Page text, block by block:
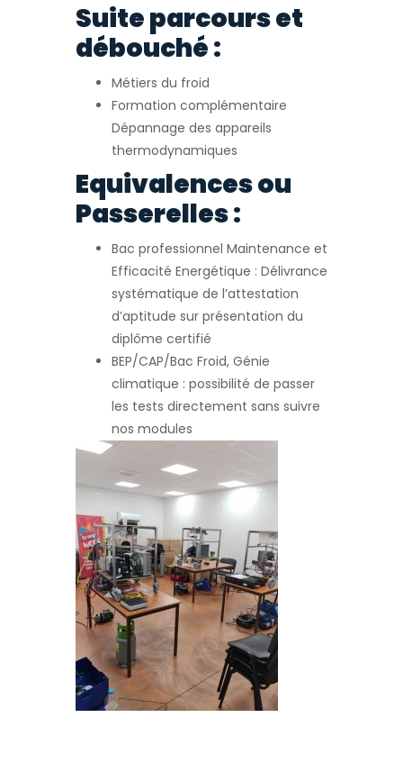
Suite parcours et
débouché :
Métiers du froid
Formation complémentaire
Dépannage des appareils
thermodynamiques
Equivalences ou
Passerelles :
Bac professionnel Maintenance et
Efficacité Energétique : Délivrance
systématique de l’attestation
d’aptitude sur présentation du
diplôme certifié
BEP/CAP/Bac Froid, Génie
climatique : possibilité de passer
les tests directement sans suivre
nos modules